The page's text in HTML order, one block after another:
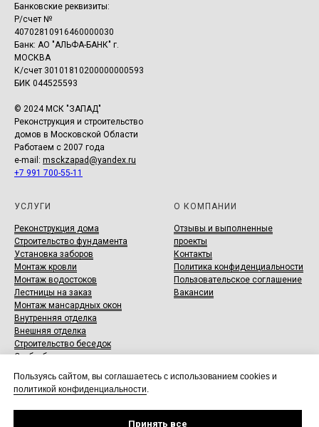
Банковские реквизиты:
Р/счет №
40702810916460000030
Банк: АО "АЛЬФА-БАНК" г.
МОСКВА
К/счет 30101810200000000593
БИК 044525593
© 2024 МСК "ЗАПАД"
Реконструкция и строительство
домов в Московской Области
Работаем с 2007 года
e-mail: msckzapad@yandex.ru
+7 991 700-55-11
УСЛУГИ
Реконструкция дома
Строительство фундамента
Установка заборов
Монтаж кровли
Монтаж водостоков
Лестницы на заказ
Монтаж мансардных окон
Внутренняя отделка
Внешняя отделка
Строительство беседок
Срубы бань и домов под заказ
Копка колодцев
Гидроизоляция фундаментов
О КОМПАНИИ
Отзывы и выполненные
проекты
Контакты
Политика конфиденциальности
Пользовательское соглашение
Вакансии
Пользуясь сайтом, вы соглашаетесь с использованием cookies и
политикой конфиденциальности.
Принять все